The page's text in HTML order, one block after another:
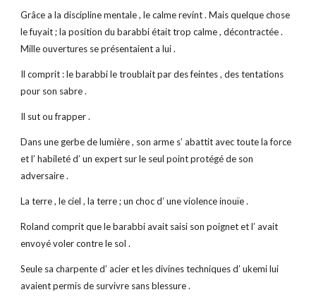
Grâce a la discipline mentale , le calme revint . Mais quelque chose
le fuyait ; la position du barabbi était trop calme , décontractée .
Mille ouvertures se présentaient a lui .
Il comprit : le barabbi le troublait par des feintes , des tentations
pour son sabre .
Il sut ou frapper .
Dans une gerbe de lumière , son arme s’ abattit avec toute la force
et l’ habileté d’ un expert sur le seul point protégé de son
adversaire .
La terre , le ciel , la terre ; un choc d’ une violence inouïe .
Roland comprit que le barabbi avait saisi son poignet et l’ avait
envoyé voler contre le sol .
Seule sa charpente d’ acier et les divines techniques d’ ukemi lui
avaient permis de survivre sans blessure .